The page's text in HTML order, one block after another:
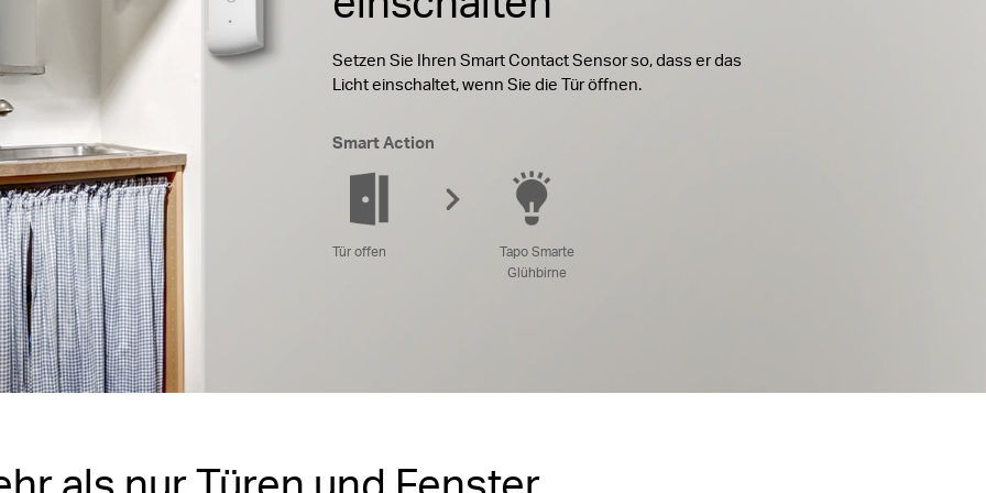
Setzen Sie Ihren Smart Contact Sensor so, dass er das
Licht einschaltet, wenn Sie die Tür öffnen.
Smart Action
Tür offen
Tapo Smarte
Glühbirne